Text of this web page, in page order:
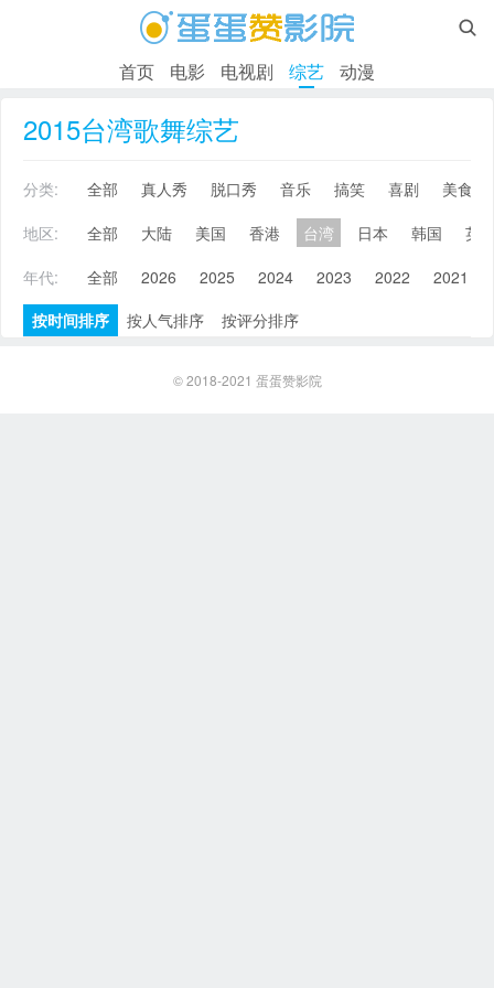

首页 电影 电视剧 综艺 动漫
2015台湾歌舞综艺
分类: 全部 真人秀 脱口秀 音乐 搞笑 喜剧
美食
地区:
全部 大陆 美国 香港 台湾 日本 韩国
英
年代:
全部 2026 2025 2024 2023 2022 2021
按时间排序
按人气排序 按评分排序
© 2018-2021 蛋蛋赞影院